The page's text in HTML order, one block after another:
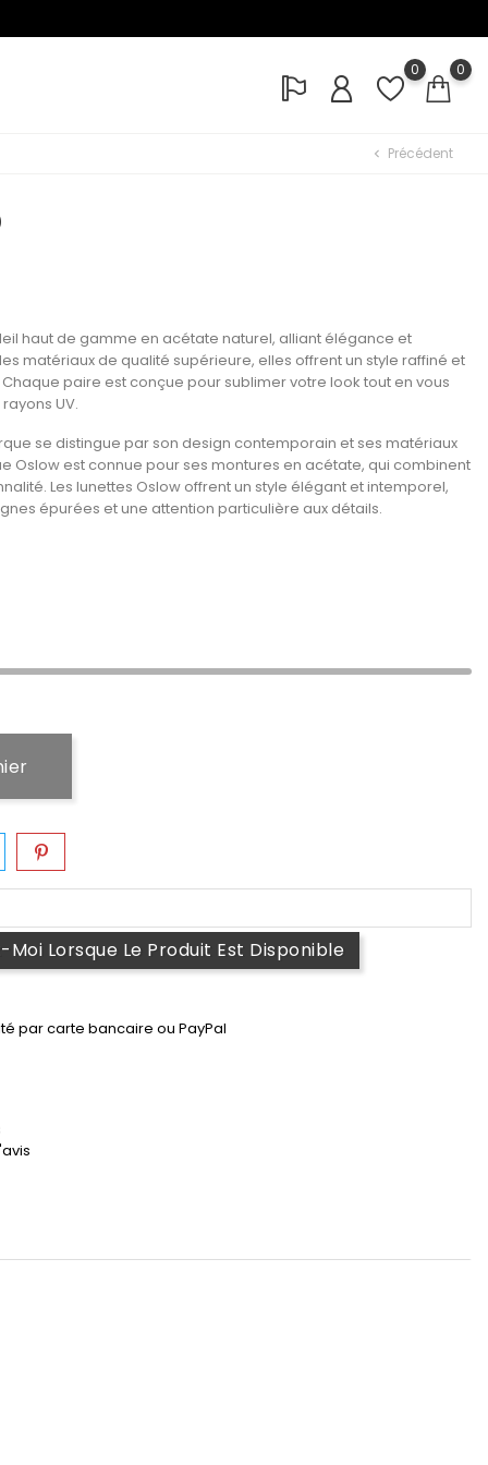
0 0
chevron_left Précédent
haut de gamme en acétate naturel, alliant élégance et
matériaux de qualité supérieure, elles offrent un style raffiné et
paire est conçue pour sublimer votre look tout en vous
UV.
se distingue par son design contemporain et ses matériaux
Oslow est connue pour ses montures en acétate, qui combinent
Les lunettes Oslow offrent un style élégant et intemporel,
épurées et une attention particulière aux détails.
Moi Lorsque Le Produit Est Disponible
par carte bancaire ou PayPal